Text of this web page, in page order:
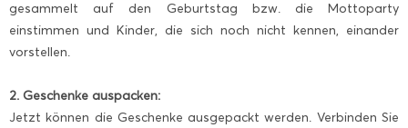
gesammelt auf den Geburtstag bzw. die Mottoparty
einstimmen und Kinder, die sich noch nicht kennen, einander
vorstellen.
2. Geschenke auspacken:
Jetzt können die Geschenke ausgepackt werden. Verbinden Sie